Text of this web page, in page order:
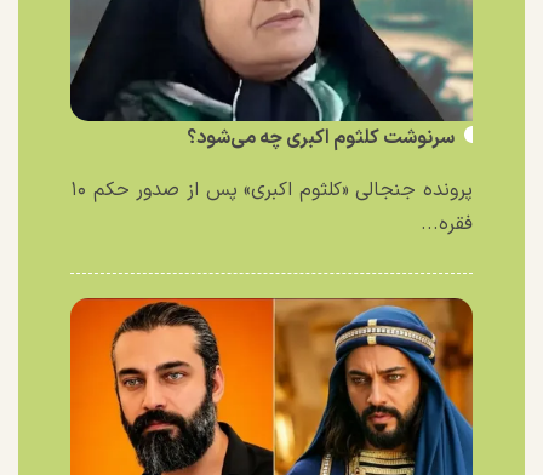
سرنوشت کلثوم اکبری چه می‌شود؟
پرونده جنجالی «کلثوم اکبری» پس از صدور حکم ۱۰
فقره...